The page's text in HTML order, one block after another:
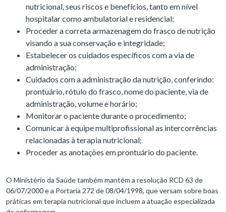
nutricional, seus riscos e benefícios, tanto em nível
hospitalar como ambulatorial e residencial;
Proceder a correta armazenagem do frasco de nutrição
visando a sua conservação e integridade;
Estabelecer os cuidados específicos com a via de
administração;
Cuidados com a administração da nutrição, conferindo:
prontuário, rótulo do frasco, nome do paciente, via de
administração, volume e horário;
Monitorar o paciente durante o procedimento;
Comunicar à equipe multiprofissional as intercorrências
relacionadas à terapia nutricional;
Proceder as anotações em prontuário do paciente.
O Ministério da Saúde também mantém a resolução RCD 63 de
06/07/2000 e a Portaria 272 de 08/04/1998, que versam sobre boas
práticas em terapia nutricional que incluem a atuação especializada